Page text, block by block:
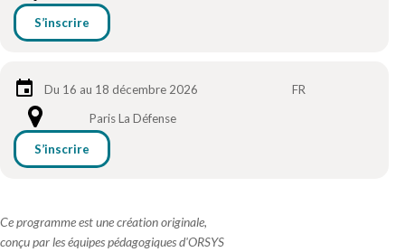
S’inscrire
Du 16 au 18 décembre 2026
FR
Paris La Défense
S’inscrire
Ce programme est une création originale,
conçu par les équipes pédagogiques d'ORSYS